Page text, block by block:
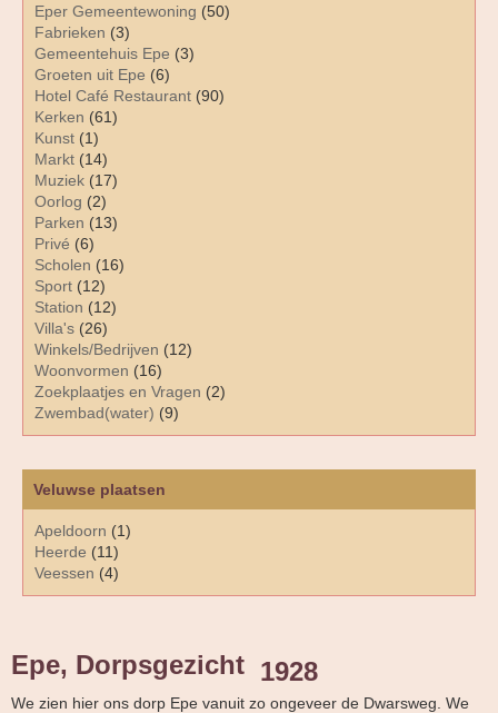
Eper Gemeentewoning (50)
Fabrieken (3)
Gemeentehuis Epe (3)
Groeten uit Epe (6)
Hotel Café Restaurant (90)
Kerken (61)
Kunst (1)
Markt (14)
Muziek (17)
Oorlog (2)
Parken (13)
Privé (6)
Scholen (16)
Sport (12)
Station (12)
Villa's (26)
Winkels/Bedrijven (12)
Woonvormen (16)
Zoekplaatjes en Vragen (2)
Zwembad(water) (9)
Veluwse plaatsen
Apeldoorn (1)
Heerde (11)
Veessen (4)
Epe, Dorpsgezicht 1928
We zien hier ons dorp Epe vanuit zo ongeveer de Dwarsweg. We